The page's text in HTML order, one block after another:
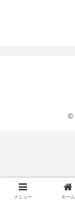
©
メニュー ホーム